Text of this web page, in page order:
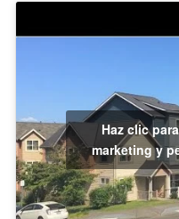
Haz clic
marketing y